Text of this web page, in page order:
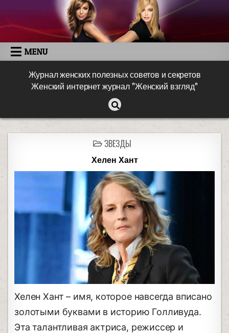
MENU
Журнал женских полезных советов и секретов
Женский интернет журнал "Женский взгляд"
ЗВЕЗДЫ
Хелен Хант
Хелен Хант – имя, которое навсегда вписано
золотыми буквами в историю Голливуда.
Эта талантливая актриса, режиссер и